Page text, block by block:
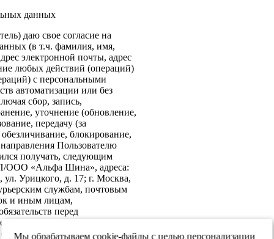
данных
даю свое согласие на
(в т.ч. фамилия, имя,
электронной почты, адрес
любых действий (операций)
с персональными
автоматизации или без
сбор, запись,
уточнение (обновление,
передачу (за
блокирование,
Пользователю
получать, следующим
ООО «Альфа Шина», адреса:
Урицкого, д. 17; г. Москва,
службам, почтовым
и иным лицам,
перед
на передачу в
информационной
Мы обрабатываем cookie-файлы с целью персонализации